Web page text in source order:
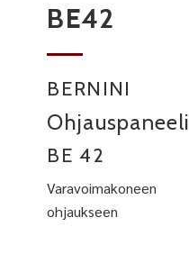
BE42
BERNINI
Ohjauspaneeli
BE 42
Varavoimakoneen
ohjaukseen